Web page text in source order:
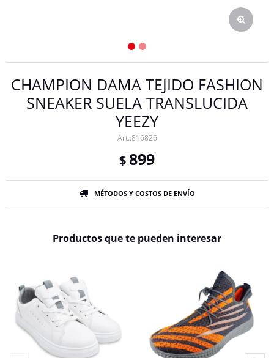
CHAMPION DAMA TEJIDO FASHION
SNEAKER SUELA TRANSLUCIDA
YEEZY
816826
$ 899
MÉTODOS Y COSTOS DE ENVÍO
Productos que te pueden interesar